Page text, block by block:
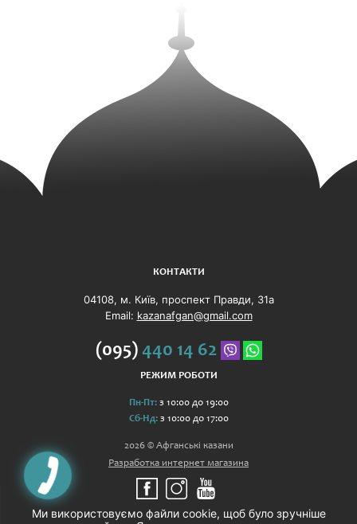
КОНТАКТИ
04108, м. Київ, проспект Правди, 31а
Email: kazanafgan@gmail.com
(095)440 14 62
РЕЖИМ РОБОТИ
Пн-Пт:з 10:00 до 19:00
Сб-Нд:з 10:00 до 17:00
2026 © Афганські казани
Разработка интернет магазина
Ми використовуємо файли cookie, щоб було зручніше